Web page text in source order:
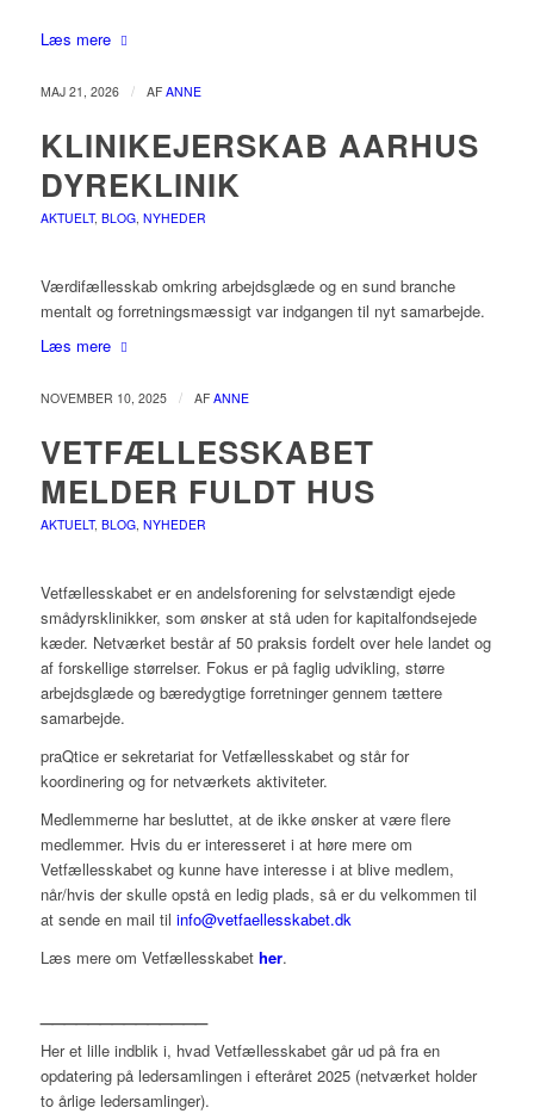
Læs mere
MAJ 21, 2026 / AF ANNE
KLINIKEJERSKAB AARHUS
DYREKLINIK
AKTUELT, BLOG, NYHEDER
Værdifællesskab omkring arbejdsglæde og en sund branche
mentalt og forretningsmæssigt var indgangen til nyt samarbejde.
Læs mere
NOVEMBER 10, 2025 / AF ANNE
VETFÆLLESSKABET
MELDER FULDT HUS
AKTUELT, BLOG, NYHEDER
Vetfællesskabet er en andelsforening for selvstændigt ejede
smådyrsklinikker, som ønsker at stå uden for kapitalfondsejede
kæder. Netværket består af 50 praksis fordelt over hele landet og
af forskellige størrelser. Fokus er på faglig udvikling, større
arbejdsglæde og bæredygtige forretninger gennem tættere
samarbejde.
praQtice er sekretariat for Vetfællesskabet og står for
koordinering og for netværkets aktiviteter.
Medlemmerne har besluttet, at de ikke ønsker at være flere
medlemmer. Hvis du er interesseret i at høre mere om
Vetfællesskabet og kunne have interesse i at blive medlem,
når/hvis der skulle opstå en ledig plads, så er du velkommen til
at sende en mail til info@vetfaellesskabet.dk
Læs mere om Vetfællesskabet her.
Her et lille indblik i, hvad Vetfællesskabet går ud på fra en
opdatering på ledersamlingen i efteråret 2025 (netværket holder
to årlige ledersamlinger).